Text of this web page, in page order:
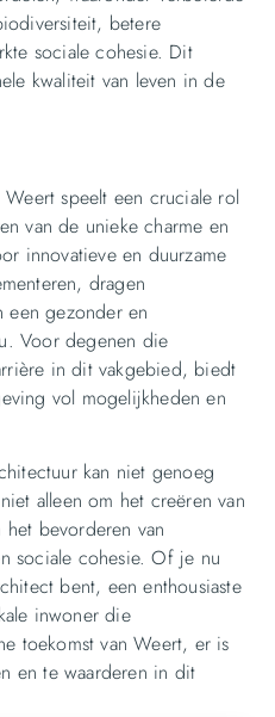
betere
sociale cohesie. Dit
kwaliteit van leven in de
speelt een cruciale rol
van de unieke charme en
innovatieve en duurzame
dragen
een gezonder en
Voor degenen die
in dit vakgebied, biedt
vol mogelijkheden en
kan niet genoeg
alleen om het creëren van
bevorderen van
sociale cohesie. Of je nu
bent, een enthousiaste
inwoner die
toekomst van Weert, er is
en te waarderen in dit